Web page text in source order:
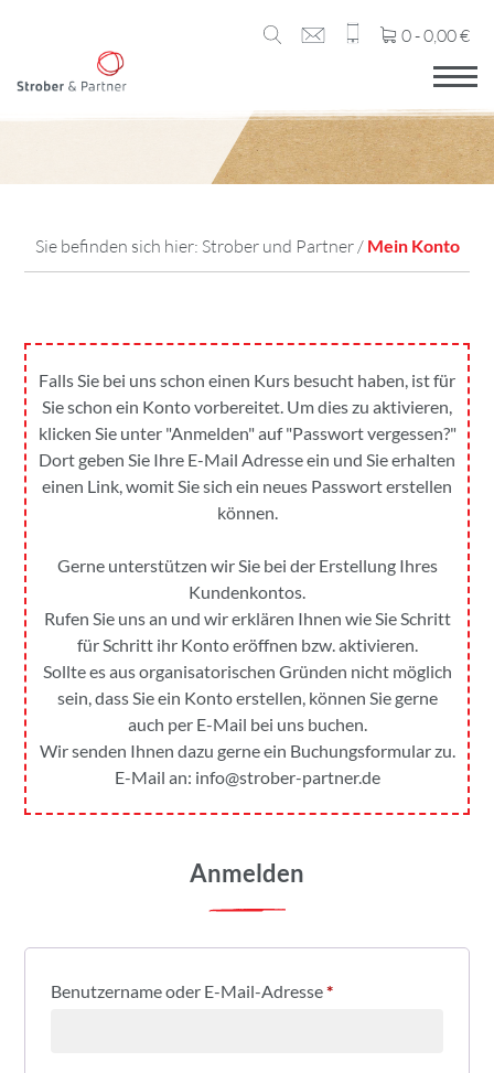
0 -0,00€
Sie befinden sich hier: Strober und Partner/ Mein Konto
Falls Sie bei uns schon einen Kurs besucht haben, ist für
Sie schon ein Konto vorbereitet. Um dies zu aktivieren,
klicken Sie unter "Anmelden" auf "Passwort vergessen?"
Dort geben Sie Ihre E-Mail Adresse ein und Sie erhalten
einen Link, womit Sie sich ein neues Passwort erstellen
können.
Gerne unterstützen wir Sie bei der Erstellung Ihres
Kundenkontos.
Rufen Sie uns an und wir erklären Ihnen wie Sie Schritt
für Schritt ihr Konto eröffnen bzw. aktivieren.
Sollte es aus organisatorischen Gründen nicht möglich
sein, dass Sie ein Konto erstellen, können Sie gerne
auch per E-Mail bei uns buchen.
Wir senden Ihnen dazu gerne ein Buchungsformular zu.
E-Mail an: info@strober-partner.de
Anmelden
Benutzername oder E-Mail-Adresse*